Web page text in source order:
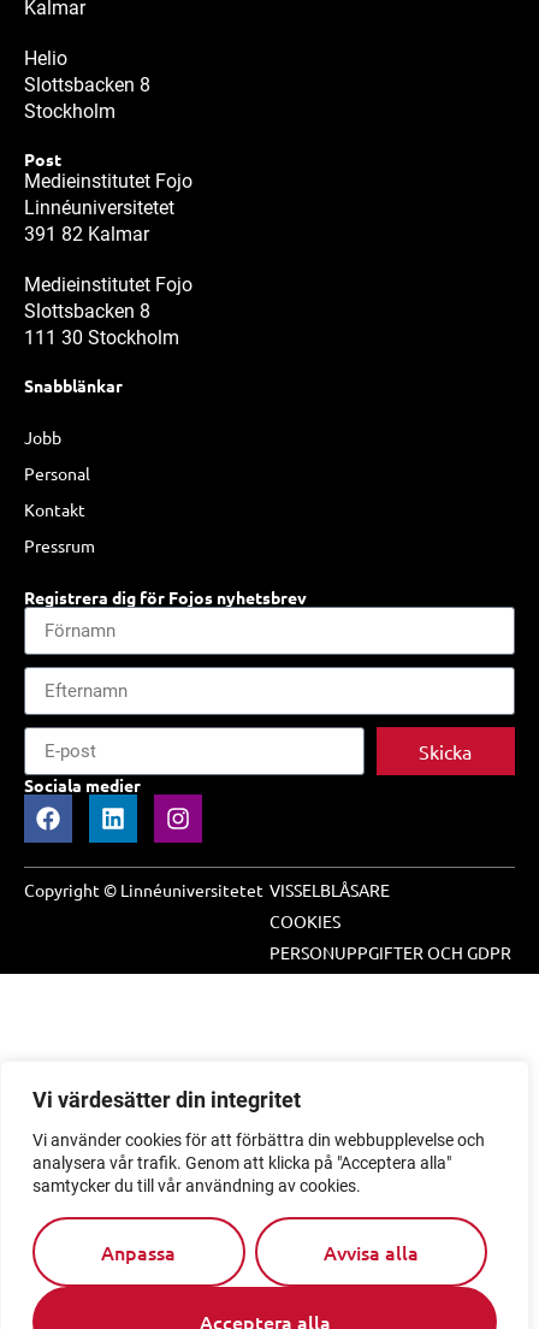
Vi värdesätter din integritet
Vi använder cookies för att förbättra din webbupplevelse och
analysera vår trafik. Genom att klicka på "Acceptera alla"
samtycker du till vår användning av cookies.
Anpassa Avvisa alla
Acceptera alla
Kalmar
Helio
Slottsbacken 8
Stockholm
Post
Medieinstitutet Fojo
Linnéuniversitetet
391 82 Kalmar
Medieinstitutet Fojo
Slottsbacken 8
111 30 Stockholm
Snabblänkar
Jobb
Personal
Kontakt
Pressrum
Registrera dig för Fojos nyhetsbrev
Skicka
Sociala medier
Copyright © Linnéuniversitetet VISSELBLÅSARE
COOKIES
PERSONUPPGIFTER OCH GDPR